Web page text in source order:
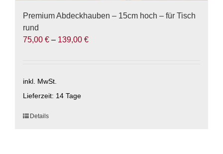
Premium Abdeckhauben – 15cm hoch – für Tisch
rund
75,00 € – 139,00 €
inkl. MwSt.
Lieferzeit: 14 Tage
Dieses
Details